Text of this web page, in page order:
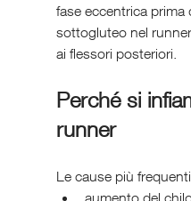
fase eccentrica prima
sottogluteo nel
ai flessori posteriori.
Perché si
runner
Le cause più
aumento del